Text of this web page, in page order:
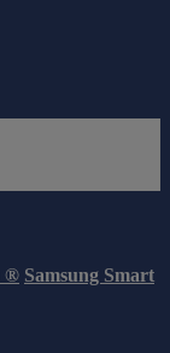
® Samsung Smart